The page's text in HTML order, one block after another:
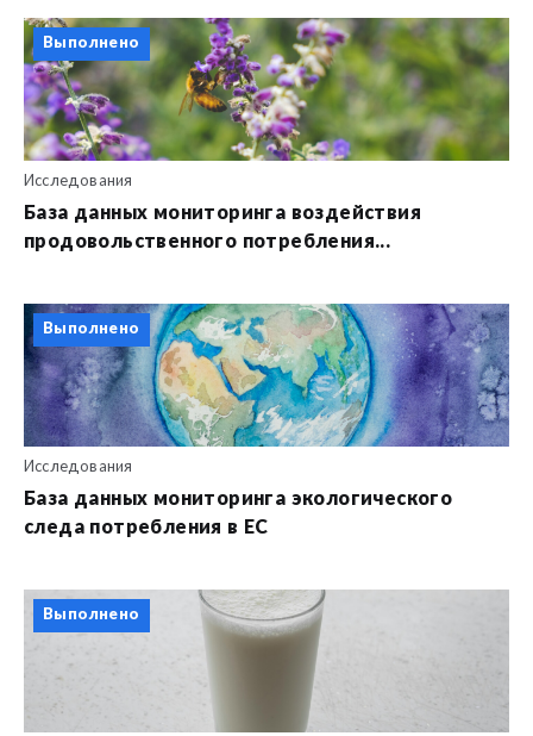
Выполнено
Исследования
База данных мониторинга воздействия
продовольственного потребления...
Выполнено
Исследования
База данных мониторинга экологического
следа потребления в ЕС
Выполнено